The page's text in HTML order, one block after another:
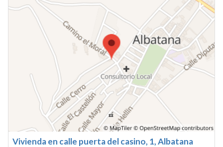
Vivienda en calle puerta del casino, 1, Albatana